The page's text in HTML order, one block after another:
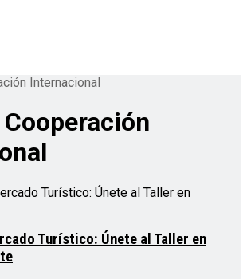
Internacional
Cooperación
Turístico: Únete al Taller en